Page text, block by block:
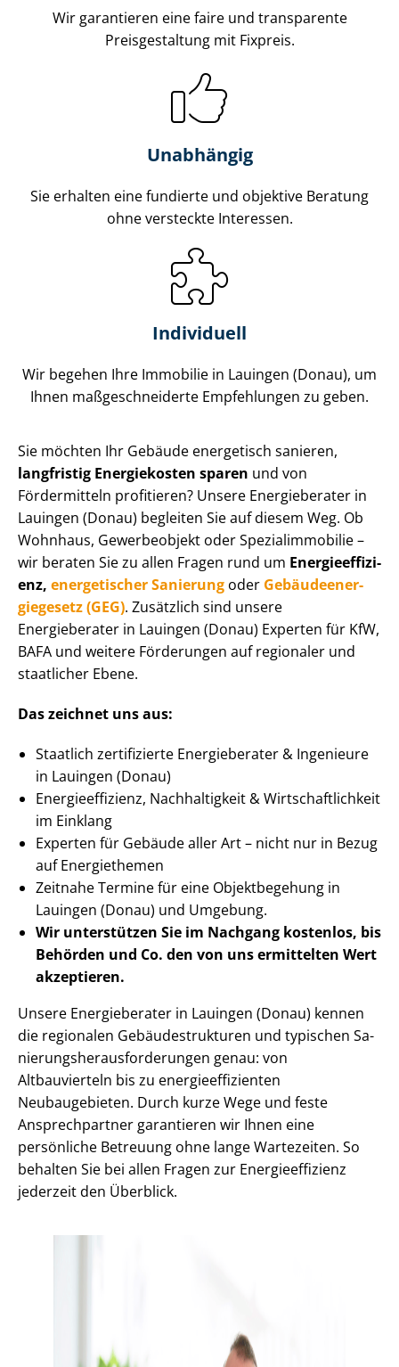
Wir garantieren eine faire und transparente
Preisgestaltung mit Fixpreis.
Unabhängig
Sie erhalten eine fundierte und objektive Beratung
ohne versteckte Interessen.
Individuell
Wir begehen Ihre Immobilie in Lauingen (Donau), um
Ihnen maß­ge­schnei­der­te Empfehlungen zu geben.
Sie möchten Ihr Gebäude energetisch sanieren,
langfristig Energiekosten sparen und von
Fördermitteln profitieren? Unsere Energieberater in
Lauingen (Donau) begleiten Sie auf diesem Weg. Ob
Wohnhaus, Gewerbeobjekt oder Spe­zi­al­im­mo­bi­lie –
wir beraten Sie zu allen Fragen rund um En­er­gie­ef­fi­zi­
enz, energetischer Sanierung oder Ge­bäu­de­en­er­
gie­ge­setz (GEG). Zusätzlich sind unsere
Energieberater in Lauingen (Donau) Experten für KfW,
BAFA und weitere Förderungen auf regionaler und
staatlicher Ebene.
Das zeichnet uns aus:
Staatlich zertifizierte Energieberater & Ingenieure
in Lauingen (Donau)
En­er­gie­ef­fi­zi­enz, Nachhaltigkeit & Wirt­schaft­lich­keit
im Einklang
Experten für Gebäude aller Art – nicht nur in Bezug
auf Energiethemen
Zeitnahe Termine für eine Objektbegehung in
Lauingen (Donau) und Umgebung.
Wir unterstützen Sie im Nachgang kostenlos, bis
Behörden und Co. den von uns ermittelten Wert
akzeptieren.
Unsere Energieberater in Lauingen (Donau) kennen
die regionalen Ge­bäu­de­struk­tu­ren und typischen Sa­
nie­rungs­her­aus­for­de­run­gen genau: von
Altbauvierteln bis zu en­er­gie­ef­fi­zi­en­ten
Neubaugebieten. Durch kurze Wege und feste
Ansprechpartner garantieren wir Ihnen eine
persönliche Betreuung ohne lange Wartezeiten. So
behalten Sie bei allen Fragen zur En­er­gie­ef­fi­zi­enz
jederzeit den Überblick.